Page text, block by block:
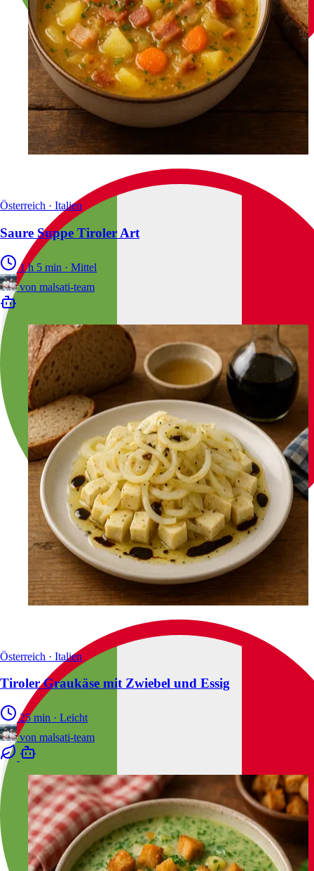
Österreich · Italien
Saure Suppe Tiroler Art
1 h 5 min · Mittel
von malsati-team
Österreich · Italien
Tiroler Graukäse mit Zwiebel und Essig
25 min · Leicht
von malsati-team